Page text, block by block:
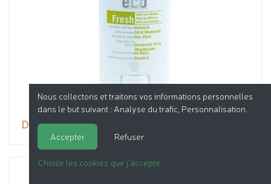
Déodorant Stick
Nous collectons et traitons vos informations personnelles
dans le but suivant : Analyse du trafic, Personnalisation
Accepter Refuser
Choisir les cookies que j'accepte